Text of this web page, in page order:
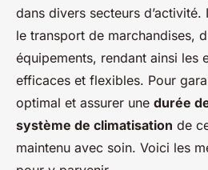
dans divers secteurs
le transport de marchandises,
équipements, rendant ainsi les
efficaces et flexibles. Pour
optimal et assurer une durée
système de climatisation de
maintenu avec soin. Voici les